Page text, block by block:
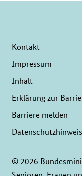
© 2026
Kontakt
Impressum
Inhalt
Erklärung zur
Barriere melden